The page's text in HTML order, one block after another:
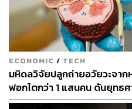
ECONOMIC / TECH
มหิดลวิจัยปลูกถ่ายอวัยวะจา
ฟอกไตกว่า 1 แสนคน ดันยุทธ
Wellbeing